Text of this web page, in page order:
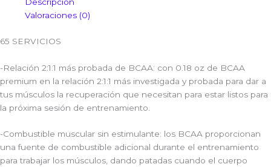
Valoraciones (0)
65 SERVICIOS
-Relación 2:1:1 más probada de BCAA: con 0.18 oz de BCAA
premium en la relación 2:1:1 más investigada y probada para dar a
tus músculos la recuperación que necesitan para estar listos para
la próxima sesión de entrenamiento.
-Combustible muscular sin estimulante: los BCAA proporcionan
una fuente de combustible adicional durante el entrenamiento
para trabajar los músculos, dando patadas cuando el cuerpo